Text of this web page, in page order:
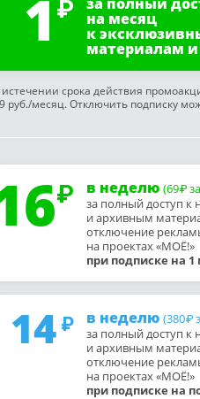
1 на месяц
к
материалам
срока действия
руб./месяц. Отключить подписку
в неделю (69₽
за полный доступ к
и архивным
отключение
на проектах «МОЁ!»
при подписке на 1
14 в неделю (380₽
за полный доступ к
и архивным
отключение
на проектах «МОЁ!»
при подписке на